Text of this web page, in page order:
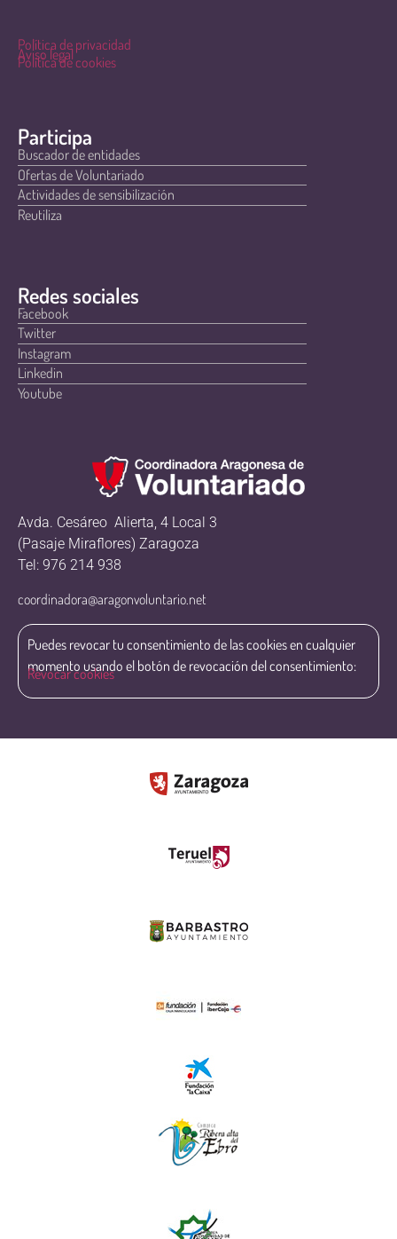
Política de privacidad
Aviso legal
Política de cookies
Participa
Buscador de entidades
Ofertas de Voluntariado
Actividades de sensibilización
Reutiliza
Redes sociales
Facebook
Twitter
Instagram
Linkedin
Youtube
Avda. Cesáreo Alierta, 4 Local 3
(Pasaje Miraflores) Zaragoza
Tel: 976 214 938
coordinadora@aragonvoluntario.net
Puedes revocar tu consentimiento de las cookies en cualquier
momento usando el botón de revocación del consentimiento:
Revocar cookies